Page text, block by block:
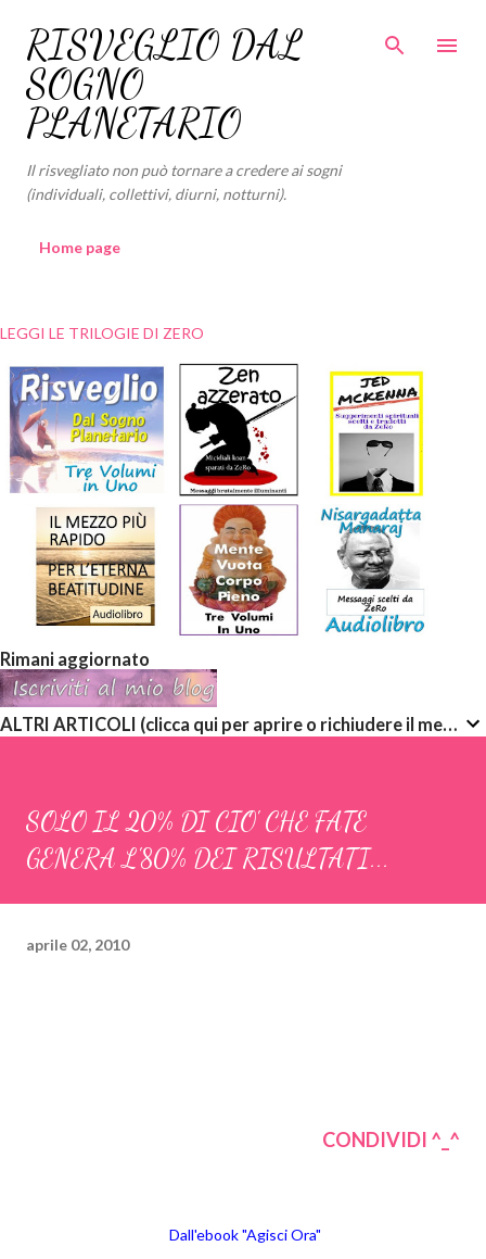
Passa ai contenuti principali
RISVEGLIO DAL
SOGNO
PLANETARIO
Il risvegliato non può tornare a credere ai sogni
(individuali, collettivi, diurni, notturni).
Home page
LEGGI LE TRILOGIE DI ZERO
Rimani aggiornato
ALTRI ARTICOLI (clicca qui per aprire o richiudere il menù a discesa)
SOLO IL 20% DI CIO' CHE FATE
GENERA L'80% DEI RISULTATI...
aprile 02, 2010
CONDIVIDI ^_^
Dall'ebook "Agisci Ora"